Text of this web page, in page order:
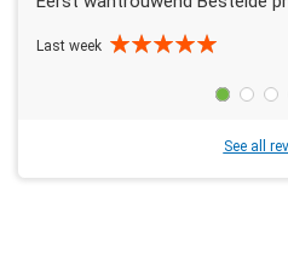
Last week
See all